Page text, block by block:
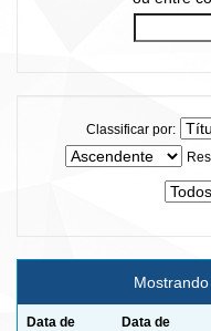
Classificar por:
Data de
Data de